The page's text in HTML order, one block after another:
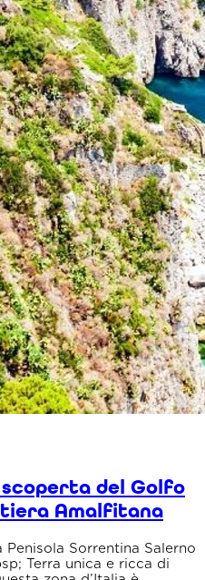
del Golfo
Amalfitana
Sorrentina Salerno
Terra unica e ricca di